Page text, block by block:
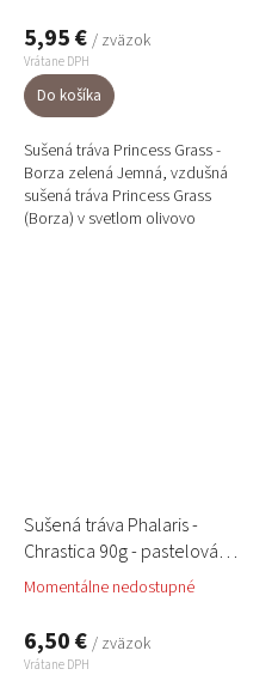
5,95 € / zväzok
Vrátane DPH
Do košíka
Sušená tráva Princess Grass -
Borza zelená Jemná, vzdušná
sušená tráva Princess Grass
(Borza) v svetlom olivovo
Sušená tráva Phalaris -
Chrastica 90g - pastelová
modrá, denim
Momentálne nedostupné
6,50 € / zväzok
Vrátane DPH